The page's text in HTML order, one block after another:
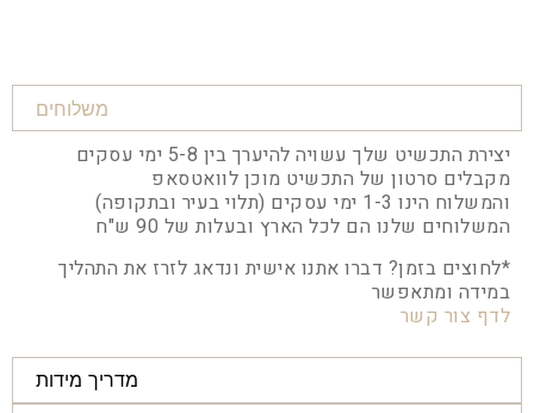
משלוחים
מדריך מידות
יצירת התכשיט שלך עשויה להיערך בין 5-8 ימי עסקים
מקבלים סרטון של התכשיט מוכן לוואטסאפ
והמשלוח הינו 1-3 ימי עסקים (תלוי בעיר ובתקופה)
המשלוחים שלנו הם לכל הארץ ובעלות של 90 ש"ח
*לחוצים בזמן? דברו אתנו אישית ונדאג לזרז את התהליך
במידה ומתאפשר
לדף צור קשר